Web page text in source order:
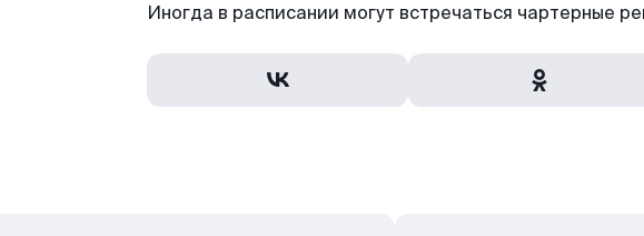
Иногда в расписании могут встречаться чартерные